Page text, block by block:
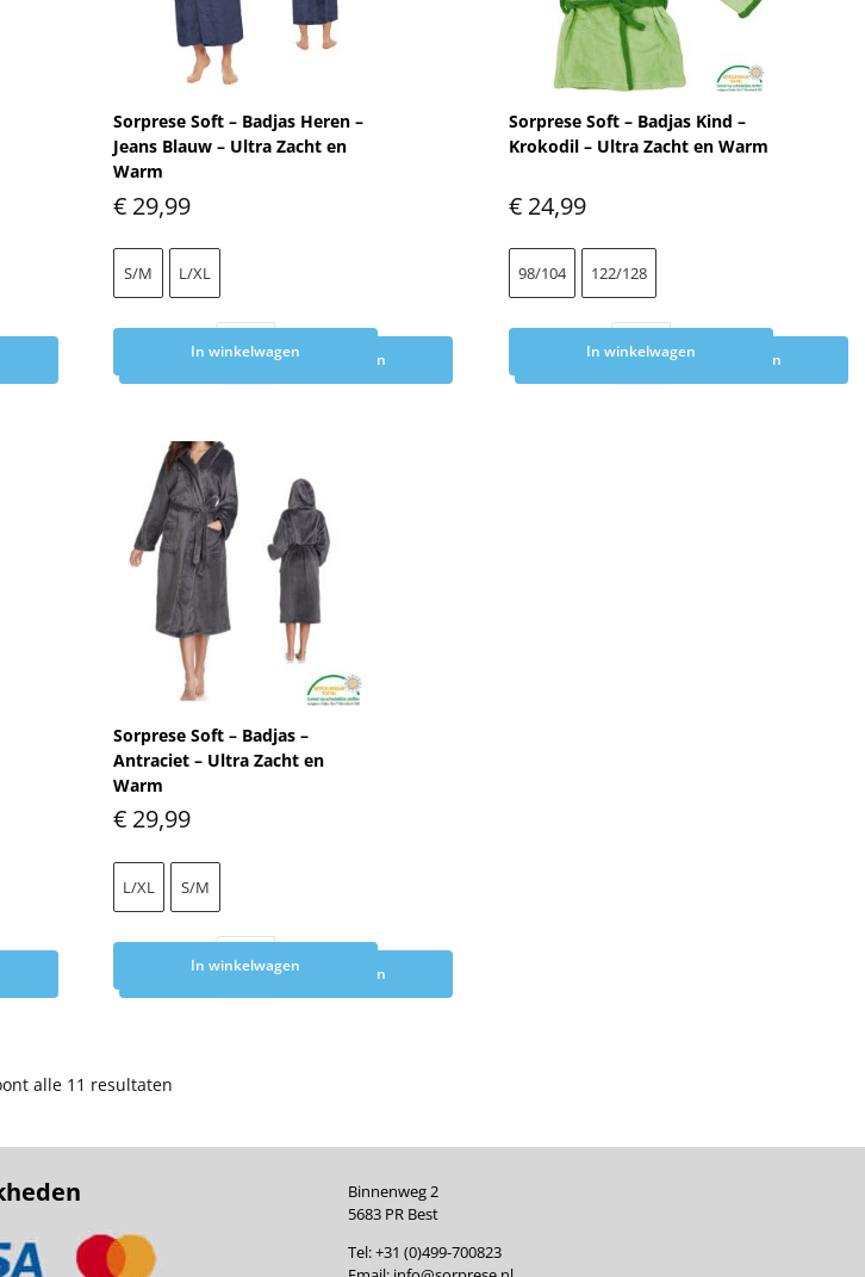
Sorprese Soft – Badjas Heren –
Jeans Blauw – Ultra Zacht en
Warm
€ 29,99
S/M L/XL
Toevoegen aan winkelwagen
In winkelwagen
Sorprese Soft – Badjas Kind –
Krokodil – Ultra Zacht en Warm
€24,99
98/104 122/128
Toevoegen aan winkelwagen
In winkelwagen
Sorprese Soft – Badjas –
Antraciet – Ultra Zacht en
Warm
€ 29,99
L/XL S/M
Toevoegen aan winkelwagen
In winkelwagen
alle 11 resultaten
Binnenweg 2
5683 PR Best
Tel:+31 (0)499-700823